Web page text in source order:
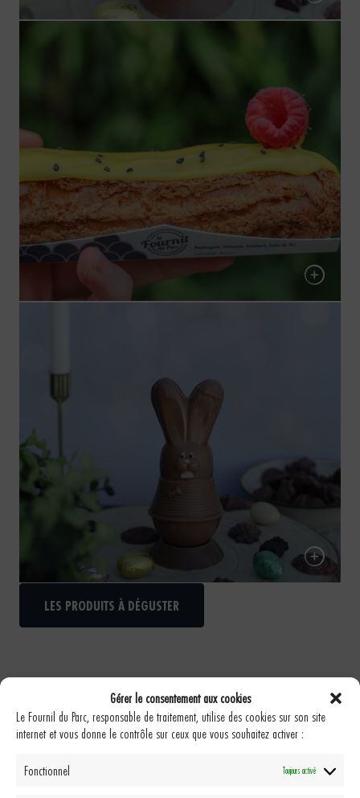
Gérer le consentement aux cookies
Le Fournil du Parc, responsable de traitement, utilise des cookies sur son site
internet et vous donne le contrôle sur ceux que vous souhaitez activer :
Fonctionnel
Toujours activé
Oeuf de Pâques
Lapinou de Pâques
LES PRODUITS À DÉGUSTER
Fabrication artisanale
Toutes nos créations sont pensées, élaborées et cuites
sur place par nos boulangers, pâtissiers(ères) et